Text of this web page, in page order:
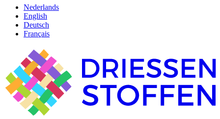
Nederlands
English
Deutsch
Français